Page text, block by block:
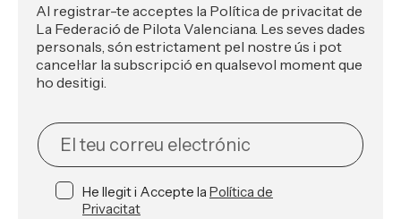
Al registrar-te acceptes la Política de privacitat de
La Federació de Pilota Valenciana. Les seves dades
personals, són estrictament pel nostre ús i pot
cancel·lar la subscripció en qualsevol moment que
ho desitigi.
NEWSLETTER
He llegit i Accepte la Política de
Privacitat